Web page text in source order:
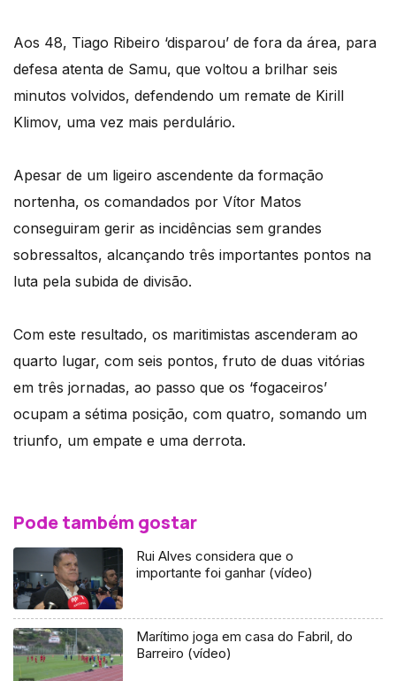
Aos 48, Tiago Ribeiro ‘disparou’ de fora da área, para
defesa atenta de Samu, que voltou a brilhar seis
minutos volvidos, defendendo um remate de Kirill
Klimov, uma vez mais perdulário.
Apesar de um ligeiro ascendente da formação
nortenha, os comandados por Vítor Matos
conseguiram gerir as incidências sem grandes
sobressaltos, alcançando três importantes pontos na
luta pela subida de divisão.
Com este resultado, os maritimistas ascenderam ao
quarto lugar, com seis pontos, fruto de duas vitórias
em três jornadas, ao passo que os ‘fogaceiros’
ocupam a sétima posição, com quatro, somando um
triunfo, um empate e uma derrota.
Pode também gostar
Rui Alves considera que o
importante foi ganhar (vídeo)
Marítimo joga em casa do Fabril, do
Barreiro (vídeo)